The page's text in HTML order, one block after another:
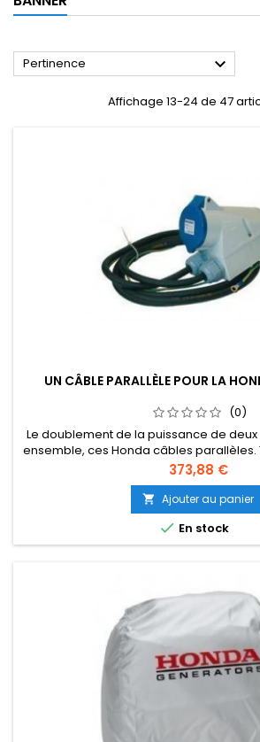
Pertinence 
Affichage 13-24 de 47
UN CÂBLE PARALLÈLE POUR LA
(0)
Le doublement de la puissance de deux
ensemble, ces Honda câbles parallèles.
origenele Honda câble, en raison
Prix
373,88 €
 Ajouter au panier
 En stock